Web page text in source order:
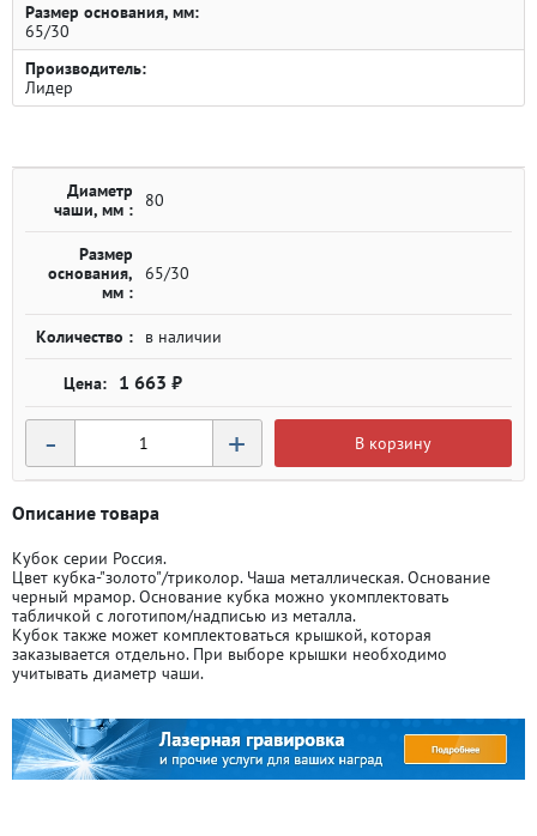
Размер основания, мм:
65/30
Производитель:
Лидер
Диаметр
чаши, мм :
80
Размер
основания,
мм :
65/30
Количество : в наличии
1 663 ₽
- + В корзину
Описание товара
Кубок серии Россия.
Цвет кубка-"золото"/триколор. Чаша металлическая. Основание
черный мрамор. Основание кубка можно укомплектовать
табличкой с логотипом/надписью из металла.
Кубок также может комплектоваться крышкой, которая
заказывается отдельно. При выборе крышки необходимо
учитывать диаметр чаши.